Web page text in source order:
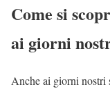
Come si
ai giorni
Anche ai giorni nostri